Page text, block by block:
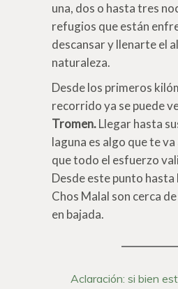
una, dos o hasta tres
refugios que están
descansar y llenarte el
naturaleza.
Desde los primeros
recorrido ya se puede
Tromen.Llegar hasta
laguna es algo que te
que todo el esfuerzo
Desde este punto hasta
Chos Malal son cerca
en bajada.
Aclaración: si bien